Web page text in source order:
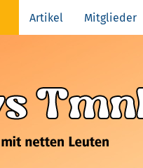
Artikel Mitglieder